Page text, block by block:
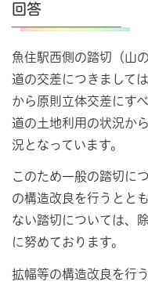
回答
魚住駅西側の踏切（山
道の交差につきまして
から原則立体交差にす
道の土地利用の状況か
況となっています。
このため一般の踏切に
の構造改良を行うとと
ない踏切については、
に努めております。
拡幅等の構造改良を行